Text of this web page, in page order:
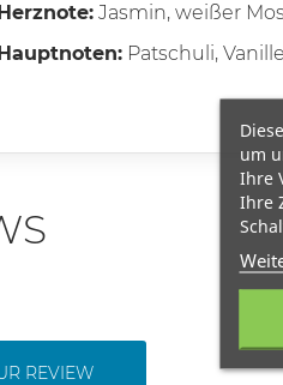
Herznote: Jasmin, weißer
Hauptnoten: Patschuli,
REVIEW
um
Ihre
Ihre